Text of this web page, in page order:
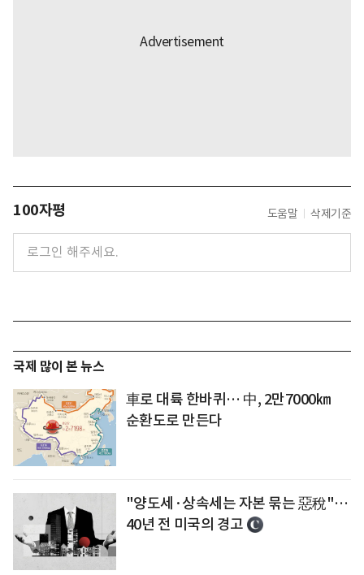
100자평 도움말 삭제기준
국제 많이 본 뉴스
車로 대륙 한바퀴… 中, 2만7000㎞
순환도로 만든다
"양도세·상속세는 자본 묶는 惡稅"…
40년 전 미국의 경고